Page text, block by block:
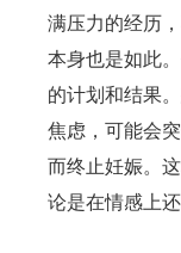
满压力的经历
本身也是如此
的计划和结果
焦虑，可能会
而终止妊娠。
论是在情感上